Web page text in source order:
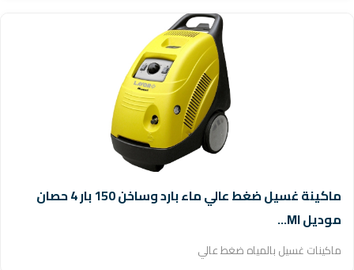
ماكينة غسيل ضغط عالي ماء بارد وساخن 150 بار 4 حصان
موديل MI...
ماكينات غسيل بالمياه ضغط عالي